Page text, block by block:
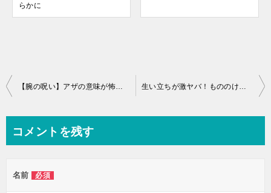
らかに
投
ビ
ー
コメントを残す
名前 必須